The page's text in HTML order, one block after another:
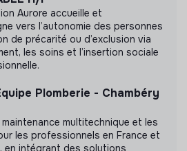
Aurore accueille et
vers l’autonomie des personnes
de précarité ou d’exclusion via
les soins et l’insertion sociale
Plomberie - Chambéry
multitechnique et les
les professionnels en France et
en intégrant des solutions